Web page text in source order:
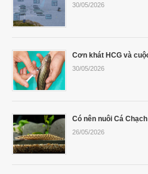
30/05/2026
Cơn khát HCG và
30/05/2026
Có nên nuôi Cá
26/05/2026